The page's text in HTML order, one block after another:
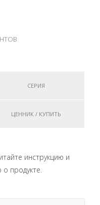
СЕРИЯ
ЦЕННИК / КУПИТЬ
инструкцию и
продукте.